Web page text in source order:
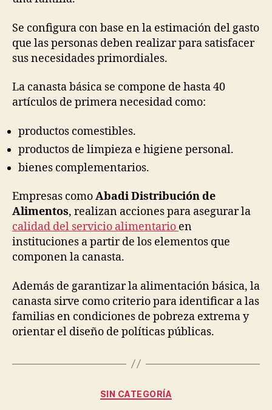
Se configura con base en la estimación del gasto
que las personas deben realizar para satisfacer
sus necesidades primordiales.
La canasta básica se compone de hasta 40
artículos de primera necesidad como:
productos comestibles.
productos de limpieza e higiene personal.
bienes complementarios.
Empresas comoAbadi Distribución de
Alimentos, realizan acciones para asegurar la
calidad del servicio alimentario en
instituciones a partir de los elementos que
componen la canasta.
Además de garantizar la alimentación básica, la
canasta sirve como criterio para identificar a las
familias en condiciones de pobreza extrema y
orientar el diseño de políticas públicas.
Categorías
SIN CATEGORÍA